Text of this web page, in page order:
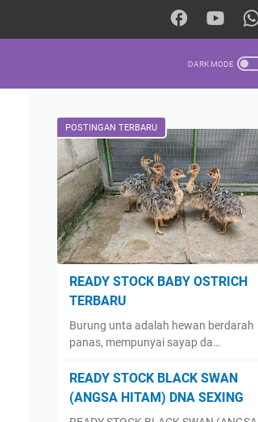
POSTINGAN TERBARU
READY STOCK BABY OSTRICH
TERBARU
Burung unta adalah hewan berdarah
panas, mempunyai sayap da…
READY STOCK BLACK SWAN
(ANGSA HITAM) DNA SEXING